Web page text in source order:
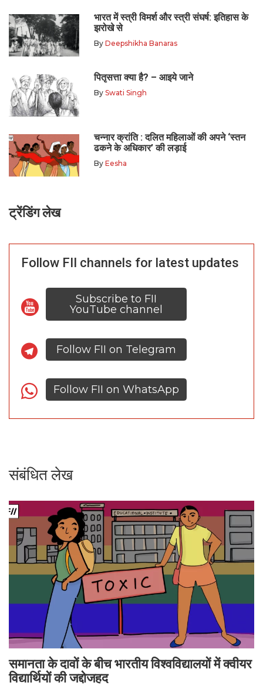
भारत में स्त्री विमर्श और स्त्री संघर्ष: इतिहास के
झरोखे से
By Deepshikha Banaras
पितृसत्ता क्या है? – आइये जाने
By Swati Singh
चन्नार क्रांति : दलित महिलाओं की अपने ‘स्तन
ढकने के अधिकार’ की लड़ाई
By Eesha
ट्रेंडिंग लेख
Follow FII channels for latest updates
Subscribe to FII
YouTube channel
Follow FII on Telegram
Follow FII on WhatsApp
संबंधित लेख
समानता के दावों के बीच भारतीय विश्वविद्यालयों में क्वीयर
विद्यार्थियों की जद्दोजहद